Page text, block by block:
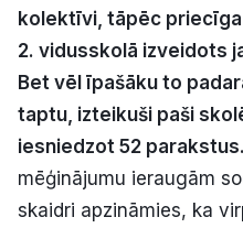
Politiskā
Par
Ziņo
kolektīvi, tāpēc
2. vidusskolā izveidots
Bet vēl īpašāku to
taptu, izteikuši paši
iesniedzot 52 parakstus.
mēģinājumu ieraugām
skaidri apzināmies, ka